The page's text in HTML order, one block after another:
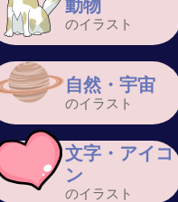
動物
のイラスト
自然・宇宙
のイラスト
文字・アイコ
ン
のイラスト